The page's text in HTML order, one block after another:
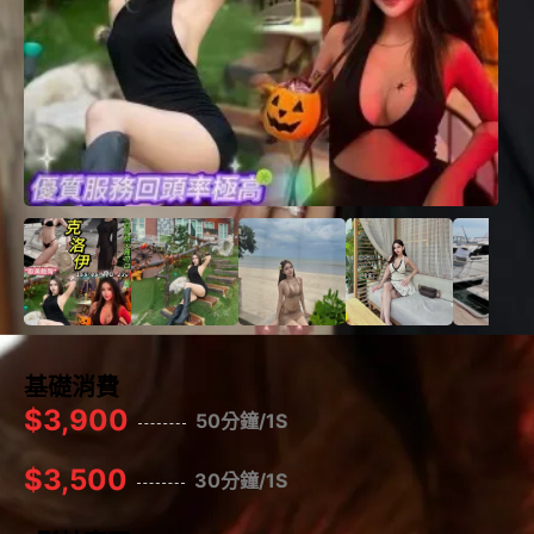
基礎消費
$3,900 50分鐘/1S
$3,500 30分鐘/1S